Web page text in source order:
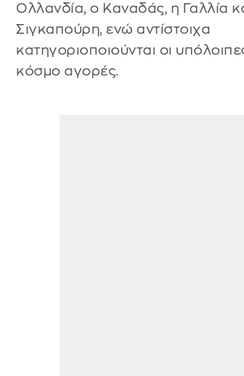
Ολλανδία, ο Καναδάς, η Γαλλία
Σιγκαπούρη, ενώ αντίστοιχα
κατηγοριοποιούνται οι
κόσμο αγορές.